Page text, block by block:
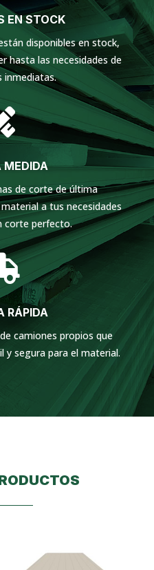
EN STOCK
disponibles en stock,
hasta las necesidades de
inmediatas.
MEDIDA
de corte de última
a tus necesidades
corte perfecto.
RÁPIDA
camiones propios que
y segura para el material.